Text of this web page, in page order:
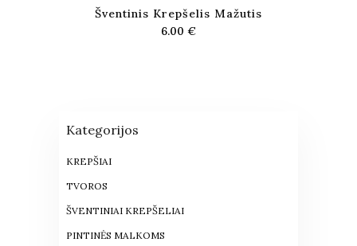
Šventinis Krepšelis Mažutis
6.00 €
Kategorijos
KREPŠIAI
TVOROS
ŠVENTINIAI KREPŠELIAI
PINTINĖS MALKOMS